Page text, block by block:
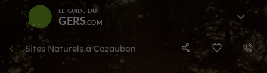
LE GUIDE DU
GERS
Sites Naturels à Cazaubon